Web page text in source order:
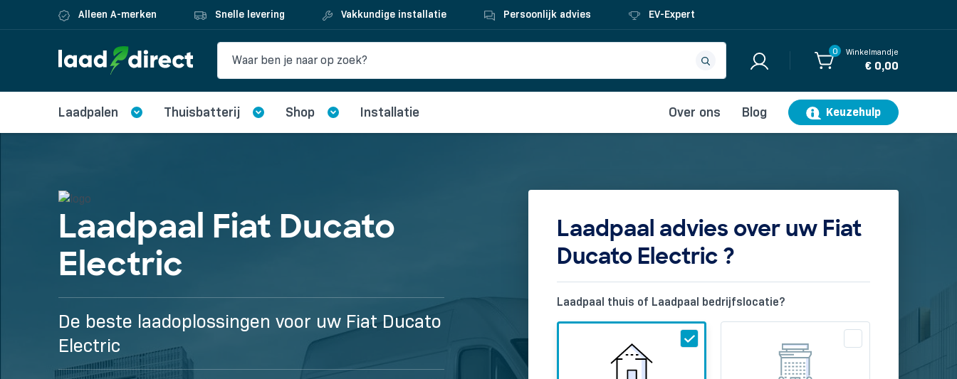
Alleen A-merken Snelle levering Vakkundige installatie Persoonlijk advies EV-Expert
0 Winkelmandje
€ 0,00
Laadpalen Thuisbatterij Shop Installatie Over ons Blog Keuzehulp
Laadpaal Fiat Ducato
Electric
De beste laadoplossingen voor uw Fiat Ducato
Electric
Laadpaal advies over uw Fiat
Ducato Electric ?
Laadpaal thuis of Laadpaal bedrijfslocatie?